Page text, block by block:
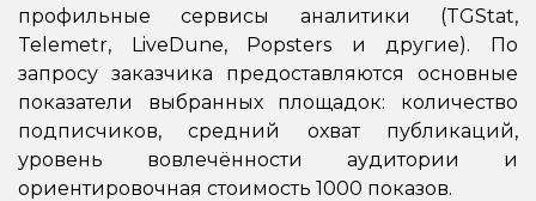
профильные сервисы аналитики (TGStat,
Telemetr, LiveDune, Popsters и другие). По
запросу заказчика предоставляются основные
показатели выбранных площадок: количество
подписчиков, средний охват публикаций,
уровень вовлечённости аудитории и
ориентировочная стоимость 1000 показов.